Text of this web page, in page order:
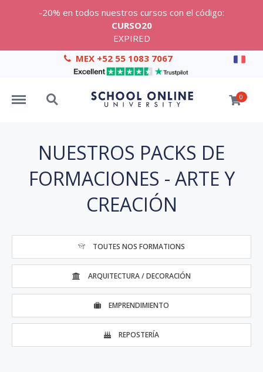
-20% en todos nuestros cursos con el código:
CURSO20
EXPIRED
MEX +52 55 1083 7067
Menu Search 0
NUESTROS PACKS DE
FORMACIONES - ARTE Y
CREACIÓN
TOUTES NOS FORMATIONS
ARQUITECTURA / DECORACIÓN
EMPRENDIMIENTO
REPOSTERÍA